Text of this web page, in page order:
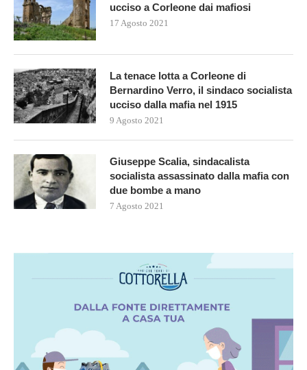
ucciso a Corleone dai mafiosi
17 Agosto 2021
La tenace lotta a Corleone di
Bernardino Verro, il sindaco socialista
ucciso dalla mafia nel 1915
9 Agosto 2021
Giuseppe Scalia, sindacalista
socialista assassinato dalla mafia con
due bombe a mano
7 Agosto 2021